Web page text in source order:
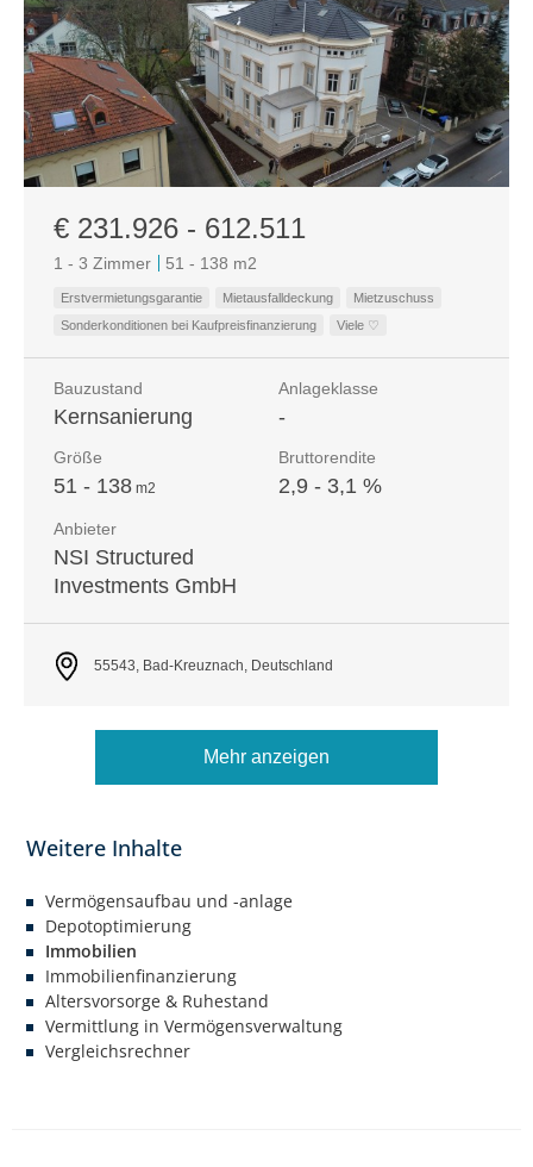
€ 231.926 - 612.511
1 - 3 Zimmer 51 - 138 m2
Erstvermietungsgarantie Mietausfalldeckung
Mietzuschuss
Sonderkonditionen bei Kaufpreisfinanzierung
Viele ♡
Bauzustand
Kernsanierung
Anlageklasse
-
Größe
51 - 138 m2
Bruttorendite
2,9 - 3,1 %
Anbieter
NSI Structured
Investments GmbH
55543, Bad-Kreuznach, Deutschland
Mehr anzeigen
Vermögensaufbau und -anlage
Depotoptimierung
Immobilien
Immobilienfinanzierung
Altersvorsorge & Ruhestand
Vermittlung in Vermögensverwaltung
Vergleichsrechner